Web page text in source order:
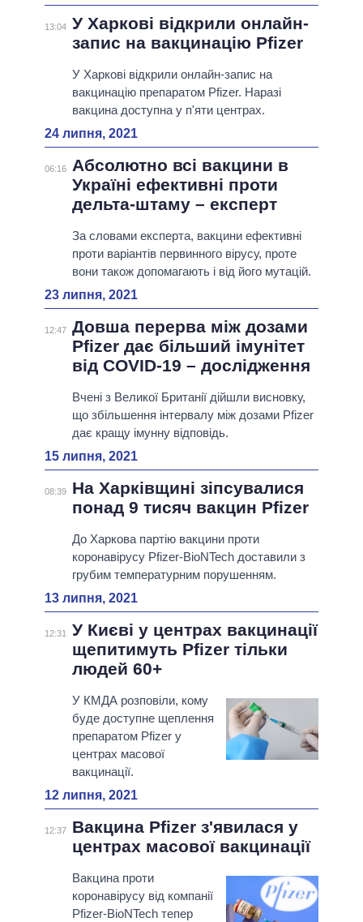
13:04 У Харкові відкрили онлайн-
запис на вакцинацію Pfizer
У Харкові відкрили онлайн-запис на
вакцинацію препаратом Pfizer. Наразі
вакцина доступна у п'яти центрах.
24 липня, 2021
06:16
Абсолютно всі вакцини в
Україні ефективні проти
дельта-штаму – експерт
За словами експерта, вакцини ефективні
проти варіантів первинного вірусу, проте
вони також допомагають і від його мутацій.
23 липня, 2021
12:47 Довша перерва між дозами
Pfizer дає більший імунітет
від COVID-19 – дослідження
Вчені з Великої Британії дійшли висновку,
що збільшення інтервалу між дозами Pfizer
дає кращу імунну відповідь.
15 липня, 2021
08:39
На Харківщині зіпсувалися
понад 9 тисяч вакцин Pfizer
До Харкова партію вакцини проти
коронавірусу Pfizer-BioNTech доставили з
грубим температурним порушенням.
13 липня, 2021
12:31
У Києві у центрах вакцинації
щепитимуть Pfizer тільки
людей 60+
У КМДА розповіли, кому
буде доступне щеплення
препаратом Pfizer у
центрах масової
вакцинації.
12 липня, 2021
12:37
Вакцина Pfizer з'явилася у
центрах масової вакцинації
Вакцина проти
коронавірусу від компанії
Pfizer-BioNTech тепер